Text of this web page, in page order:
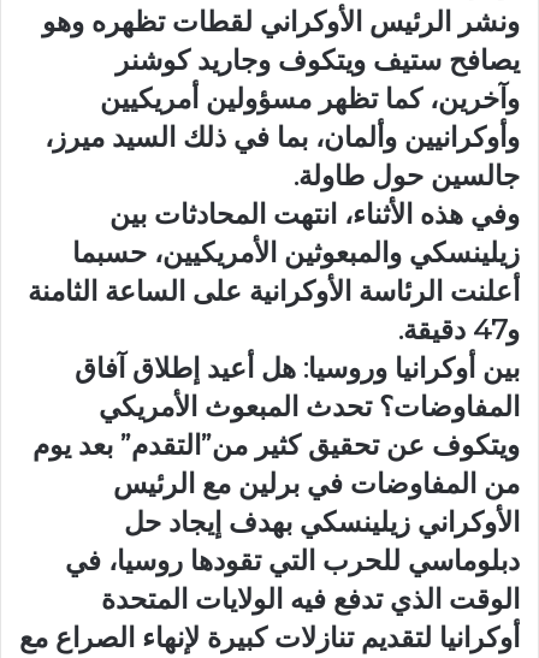
ونشر الرئيس الأوكراني لقطات تظهره وهو
يصافح ستيف ويتكوف وجاريد كوشنر
وآخرين، كما تظهر مسؤولين أمريكيين
وأوكرانيين وألمان، بما في ذلك السيد ميرز،
جالسين حول طاولة.
وفي هذه الأثناء، انتهت المحادثات بين
زيلينسكي والمبعوثين الأمريكيين، حسبما
أعلنت الرئاسة الأوكرانية على الساعة الثامنة
و47 دقيقة.
بين أوكرانيا وروسيا: هل أعيد إطلاق آفاق
المفاوضات؟ تحدث المبعوث الأمريكي
ويتكوف عن تحقيق كثير من”التقدم” بعد يوم
من المفاوضات في برلين مع الرئيس
الأوكراني زيلينسكي بهدف إيجاد حل
دبلوماسي للحرب التي تقودها روسيا، في
الوقت الذي تدفع فيه الولايات المتحدة
أوكرانيا لتقديم تنازلات كبيرة لإنهاء الصراع مع